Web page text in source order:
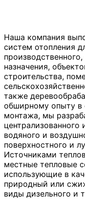
Наша компания
систем отопления
назначения,
строительства,
также
обширному опыту в
монтажа, мы
централизованного
водяного и
поверхностного и
Источниками
местные тепловые
использующие в
природный или
виды дизельного и